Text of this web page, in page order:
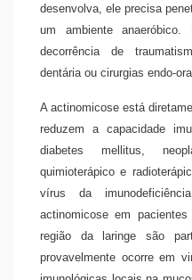
desenvolva, ele precisa
um ambiente anaeróbico.
decorrência de
dentária ou cirurgias endo-
A actinomicose está
reduzem a capacidade
diabetes mellitus,
quimioterápico e
vírus da
actinomicose em
região da laringe são
provavelmente ocorre em